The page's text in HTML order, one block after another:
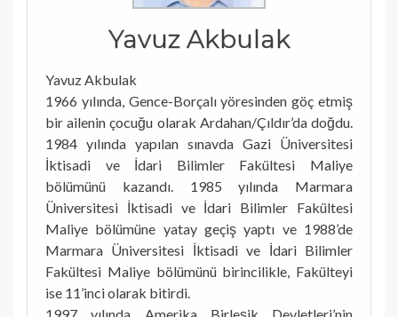
Yavuz Akbulak
Yavuz Akbulak
1966 yılında, Gence-Borçalı yöresinden göç etmiş
bir ailenin çocuğu olarak Ardahan/Çıldır’da doğdu.
1984 yılında yapılan sınavda Gazi Üniversitesi
İktisadi ve İdari Bilimler Fakültesi Maliye
bölümünü kazandı. 1985 yılında Marmara
Üniversitesi İktisadi ve İdari Bilimler Fakültesi
Maliye bölümüne yatay geçiş yaptı ve 1988’de
Marmara Üniversitesi İktisadi ve İdari Bilimler
Fakültesi Maliye bölümünü birincilikle, Fakülteyi
ise 11’inci olarak bitirdi.
1997 yılında Amerika Birleşik Devletleri’nin